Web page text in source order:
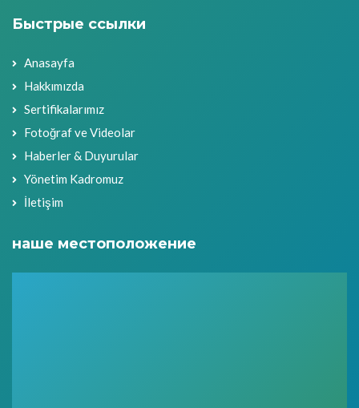
Быстрые ссылки
Anasayfa
Hakkımızda
Sertifikalarımız
Fotoğraf ve Videolar
Haberler & Duyurular
Yönetim Kadromuz
İletişim
наше местоположение